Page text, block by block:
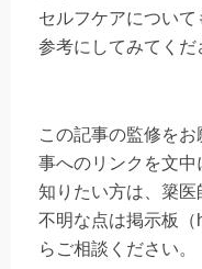
セルフケアについ
参考にしてみてくだ
この記事の監修を
事へのリンクを文中
知りたい方は、簗医
不明な点は掲示板
らご相談ください。